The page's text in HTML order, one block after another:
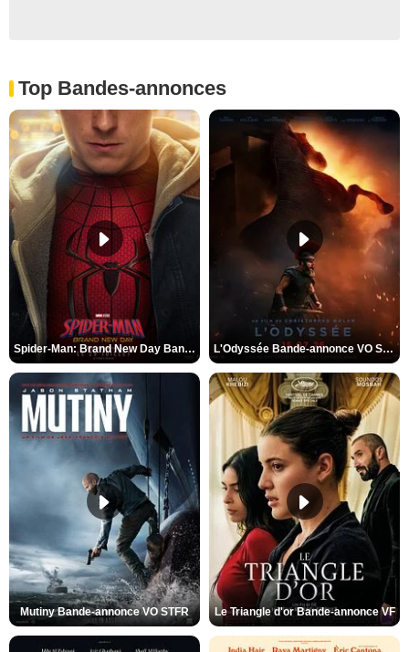
Top Bandes-annonces
Spider-Man: Brand New Day Bande-annonce VO STFR L'Odyssée Bande-annonce VO STFR
Mutiny Bande-annonce VO STFR Le Triangle d'or Bande-annonce VF